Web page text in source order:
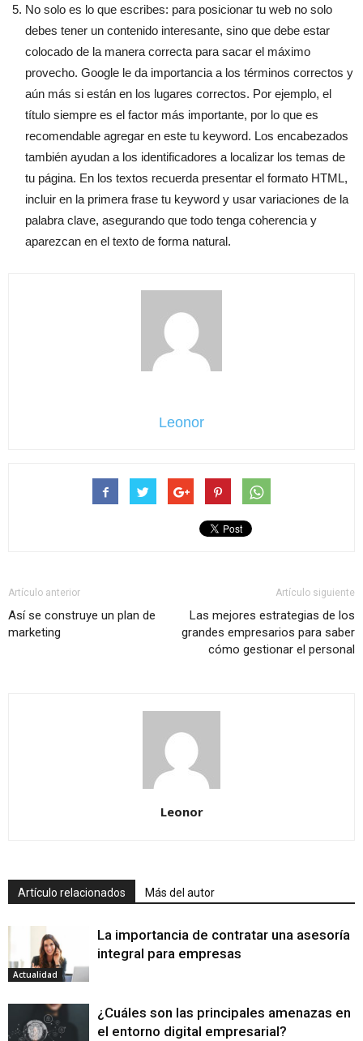
No solo es lo que escribes: para posicionar tu web no solo
debes tener un contenido interesante, sino que debe estar
colocado de la manera correcta para sacar el máximo
provecho. Google le da importancia a los términos correctos y
aún más si están en los lugares correctos. Por ejemplo, el
título siempre es el factor más importante, por lo que es
recomendable agregar en este tu keyword. Los encabezados
también ayudan a los identificadores a localizar los temas de
tu página. En los textos recuerda presentar el formato HTML,
incluir en la primera frase tu keyword y usar variaciones de la
palabra clave, asegurando que todo tenga coherencia y
aparezcan en el texto de forma natural.
Leonor
Artículo anterior
Así se construye un plan de
marketing
Artículo siguiente
Las mejores estrategias de los
grandes empresarios para saber
cómo gestionar el personal
Leonor
Artículo relacionados Más del autor
Actualidad
La importancia de contratar una asesoría
integral para empresas
¿Cuáles son las principales amenazas en
el entorno digital empresarial?